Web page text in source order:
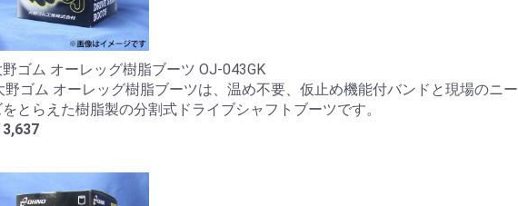
野ゴム オーレッグ樹脂ブーツ OJ-043GK
野ゴム オーレッグ樹脂ブーツは、温め不要、仮止め機能付バンドと現場のニー
をとらえた樹脂製の分割式ドライブシャフトブーツです。
3,637